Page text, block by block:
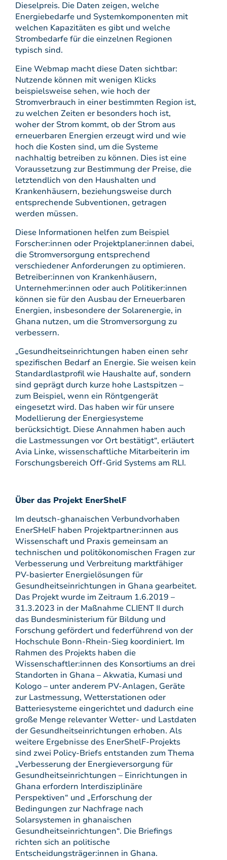
Dieselpreis. Die Daten zeigen, welche
Energiebedarfe und Systemkomponenten mit
welchen Kapazitäten es gibt und welche
Strombedarfe für die einzelnen Regionen
typisch sind.
Eine Webmap macht diese Daten sichtbar:
Nutzende können mit wenigen Klicks
beispielsweise sehen, wie hoch der
Stromverbrauch in einer bestimmten Region ist,
zu welchen Zeiten er besonders hoch ist,
woher der Strom kommt, ob der Strom aus
erneuerbaren Energien erzeugt wird und wie
hoch die Kosten sind, um die Systeme
nachhaltig betreiben zu können. Dies ist eine
Voraussetzung zur Bestimmung der Preise, die
letztendlich von den Haushalten und
Krankenhäusern, beziehungsweise durch
entsprechende Subventionen, getragen
werden müssen.
Diese Informationen helfen zum Beispiel
Forscher:innen oder Projektplaner:innen dabei,
die Stromversorgung entsprechend
verschiedener Anforderungen zu optimieren.
Betreiber:innen von Krankenhäusern,
Unternehmer:innen oder auch Politiker:innen
können sie für den Ausbau der Erneuerbaren
Energien, insbesondere der Solarenergie, in
Ghana nutzen, um die Stromversorgung zu
verbessern.
„Gesundheitseinrichtungen haben einen sehr
spezifischen Bedarf an Energie. Sie weisen kein
Standardlastprofil wie Haushalte auf, sondern
sind geprägt durch kurze hohe Lastspitzen –
zum Beispiel, wenn ein Röntgengerät
eingesetzt wird. Das haben wir für unsere
Modellierung der Energiesysteme
berücksichtigt. Diese Annahmen haben auch
die Lastmessungen vor Ort bestätigt“, erläutert
Avia Linke, wissenschaftliche Mitarbeiterin im
Forschungsbereich Off-Grid Systems am RLI.
Über das Projekt EnerShelF
Im deutsch-ghanaischen Verbundvorhaben
EnerSHelF haben Projektpartner:innen aus
Wissenschaft und Praxis gemeinsam an
technischen und politökonomischen Fragen zur
Verbesserung und Verbreitung marktfähiger
PV-basierter Energielösungen für
Gesundheitseinrichtungen in Ghana gearbeitet.
Das Projekt wurde im Zeitraum 1.6.2019 –
31.3.2023 in der Maßnahme CLIENT II durch
das Bundesministerium für Bildung und
Forschung gefördert und federführend von der
Hochschule Bonn-Rhein-Sieg koordiniert. Im
Rahmen des Projekts haben die
Wissenschaftler:innen des Konsortiums an drei
Standorten in Ghana – Akwatia, Kumasi und
Kologo – unter anderem PV-Anlagen, Geräte
zur Lastmessung, Wetterstationen oder
Batteriesysteme eingerichtet und dadurch eine
große Menge relevanter Wetter- und Lastdaten
der Gesundheitseinrichtungen erhoben. Als
weitere Ergebnisse des EnerShelF-Projekts
sind zwei Policy-Briefs entstanden zum Thema
„Verbesserung der Energieversorgung für
Gesundheitseinrichtungen – Einrichtungen in
Ghana erfordern Interdisziplinäre
Perspektiven“ und „Erforschung der
Bedingungen zur Nachfrage nach
Solarsystemen in ghanaischen
Gesundheitseinrichtungen“. Die Briefings
richten sich an politische
Entscheidungsträger:innen in Ghana.